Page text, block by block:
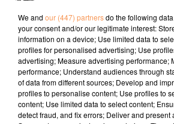
TITRES DIFFUSÉS
We and our (447) partnersdo the following
your consent and/or our legitimate interest:
information on a device; Use limited data to
profiles for personalised advertising; Use
advertising; Measure advertising performance;
performance; Understand audiences through
of data from different sources; Develop and
profiles to personalise content; Use profiles to
content; Use limited data to select content;
detect fraud, and fix errors; Deliver and